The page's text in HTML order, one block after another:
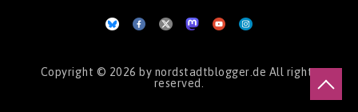
Copyright © 2026 by nordstadtblogger.de All rights
reserved.